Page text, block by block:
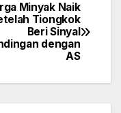
Minyak Naik
Tiongkok
Beri Sinyal
dengan
AS